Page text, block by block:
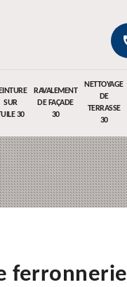
SUR
30
RAVALEMENT
DE FAÇADE
30
NETTOYAGE
DE
TERRASSE
30
ferronnerie